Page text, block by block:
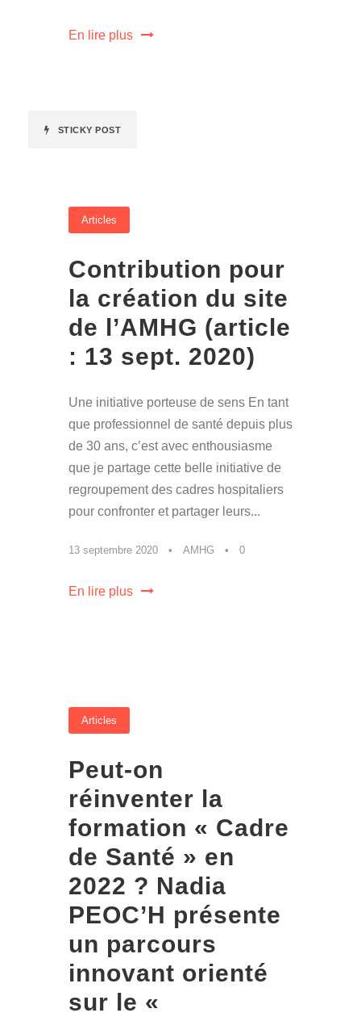
En lire plus
STICKY POST
Articles
Contribution pour
la création du site
de l’AMHG (article
: 13 sept. 2020)
Une initiative porteuse de sens En tant
que professionnel de santé depuis plus
de 30 ans, c’est avec enthousiasme
que je partage cette belle initiative de
regroupement des cadres hospitaliers
pour confronter et partager leurs...
13 septembre 2020 • AMHG • 0
En lire plus
Articles
Peut-on
réinventer la
formation « Cadre
de Santé » en
2022 ? Nadia
PEOC’H présente
un parcours
innovant orienté
sur le «